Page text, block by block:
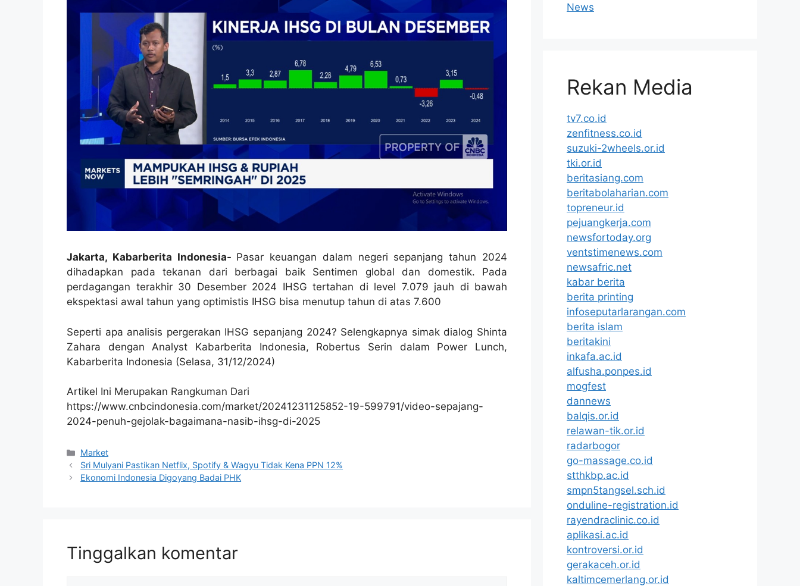
Jakarta, Kabarberita Indonesia- Pasar keuangan dalam negeri sepanjang tahun 2024
dihadapkan pada tekanan dari berbagai baik Sentimen global dan domestik. Pada
perdagangan terakhir 30 Desember 2024 IHSG tertahan di level 7.079 jauh di bawah
ekspektasi awal tahun yang optimistis IHSG bisa menutup tahun di atas 7.600
Seperti apa analisis pergerakan IHSG sepanjang 2024? Selengkapnya simak dialog Shinta
Zahara dengan Analyst Kabarberita Indonesia, Robertus Serin dalam Power Lunch,
Kabarberita Indonesia (Selasa, 31/12/2024)
Artikel Ini Merupakan Rangkuman Dari
https://www.cnbcindonesia.com/market/20241231125852-19-599791/video-sepajang-
2024-penuh-gejolak-bagaimana-nasib-ihsg-di-2025
Kategori
Market
Sri Mulyani Pastikan Netflix, Spotify & Wagyu Tidak Kena PPN 12%
Ekonomi Indonesia Digoyang Badai PHK
Tinggalkan komentar
News
Rekan Media
tv7.co.id
zenfitness.co.id
suzuki-2wheels.or.id
tki.or.id
beritasiang.com
beritabolaharian.com
topreneur.id
pejuangkerja.com
newsfortoday.org
ventstimenews.com
newsafric.net
kabar berita
berita printing
infoseputarlarangan.com
berita islam
beritakini
inkafa.ac.id
alfusha.ponpes.id
mogfest
dannews
balqis.or.id
relawan-tik.or.id
radarbogor
go-massage.co.id
stthkbp.ac.id
smpn5tangsel.sch.id
onduline-registration.id
rayendraclinic.co.id
aplikasi.ac.id
kontroversi.or.id
gerakaceh.or.id
kaltimcemerlang.or.id